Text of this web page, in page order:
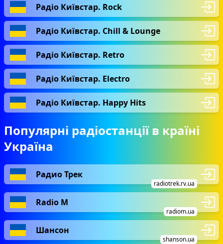
Радіо Київстар. Rock
Радіо Київстар. Chill & Lounge
Радіо Київстар. Retro
Радіо Київстар. Electro
Радіо Київстар. Happy Hits
Популярні радіостанції в країні
Україна
Радио Трек
radiotrek.rv.ua
Radio М
radiom.ua
Шансон
shanson.ua